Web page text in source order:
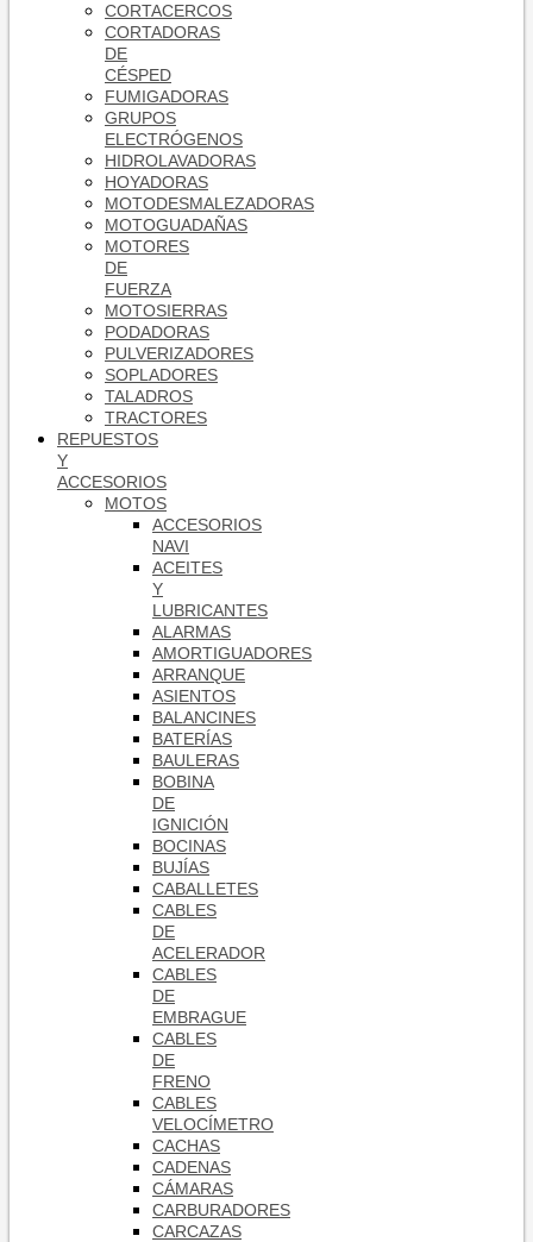
CORTACERCOS
CORTADORAS
DE
CÉSPED
FUMIGADORAS
GRUPOS
ELECTRÓGENOS
HIDROLAVADORAS
HOYADORAS
MOTODESMALEZADORAS
MOTOGUADAÑAS
MOTORES
DE
FUERZA
MOTOSIERRAS
PODADORAS
PULVERIZADORES
SOPLADORES
TALADROS
TRACTORES
REPUESTOS
Y
ACCESORIOS
MOTOS
ACCESORIOS
NAVI
ACEITES
Y
LUBRICANTES
ALARMAS
AMORTIGUADORES
ARRANQUE
ASIENTOS
BALANCINES
BATERÍAS
BAULERAS
BOBINA
DE
IGNICIÓN
BOCINAS
BUJÍAS
CABALLETES
CABLES
DE
ACELERADOR
CABLES
DE
EMBRAGUE
CABLES
DE
FRENO
CABLES
VELOCÍMETRO
CACHAS
CADENAS
CÁMARAS
CARBURADORES
CARCAZAS